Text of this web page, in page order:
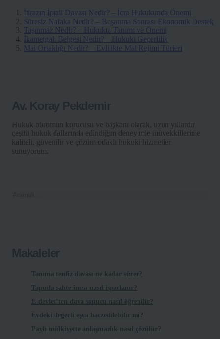
İtirazın İptali Davası Nedir? – İcra Hukukunda Önemi
Süresiz Nafaka Nedir? – Boşanma Sonrası Ekonomik Destek
Taşınmaz Nedir? – Hukukta Tanımı ve Önemi
İkametgah Belgesi Nedir? – Hukuki Geçerlilik
Mal Ortaklığı Nedir? – Evlilikte Mal Rejimi Türleri
Hukuk büromun kurucusu ve başkanı olarak, uzun yıllardır
çeşitli hukuk dallarında edindiğim deneyimle müvekkillerime
kaliteli, güvenilir ve çözüm odaklı hukuki hizmetler
sunuyorum.